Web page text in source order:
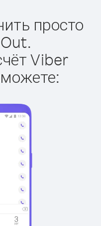
просто
Viber